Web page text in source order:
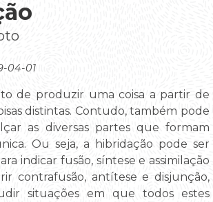
04-01
de produzir uma coisa a partir de
distintas. Contudo, também pode
as diversas partes que formam
Ou seja, a hibridação pode ser
indicar fusão, síntese e assimilação
contrafusão, antítese e disjunção,
situações em que todos estes